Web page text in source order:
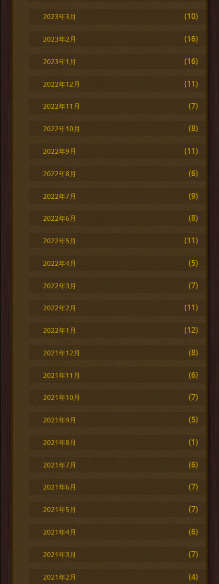
2023年3月 (10)
2023年2月 (16)
2023年1月 (16)
2022年12月 (11)
2022年11月 (7)
2022年10月 (8)
2022年9月 (11)
2022年8月 (6)
2022年7月 (9)
2022年6月 (8)
2022年5月 (11)
2022年4月 (5)
2022年3月 (7)
2022年2月 (11)
2022年1月 (12)
2021年12月 (8)
2021年11月 (6)
2021年10月 (7)
2021年9月 (5)
2021年8月 (1)
2021年7月 (6)
2021年6月 (7)
2021年5月 (7)
2021年4月 (6)
2021年3月 (7)
2021年2月 (4)